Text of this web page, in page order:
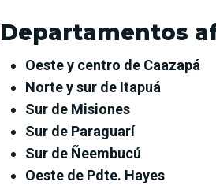
Departamentos
Oeste y centro de Caazapá
Norte y sur de Itapuá
Sur de Misiones
Sur de Paraguarí
Sur de Ñeembucú
Oeste de Pdte. Hayes